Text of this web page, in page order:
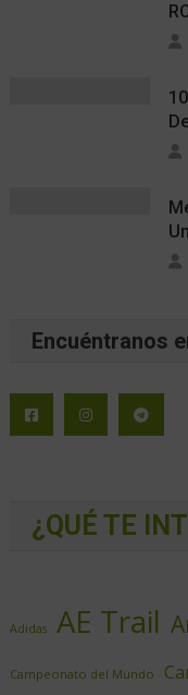
Encuéntranos
¿QUÉ TE
Adidas AE Trail
Campeonato del Mundo